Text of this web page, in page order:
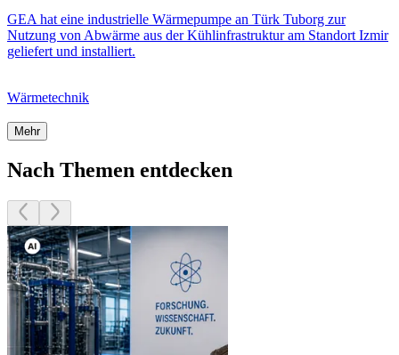
GEA hat eine industrielle Wärmepumpe an Türk Tuborg zur
Nutzung von Abwärme aus der Kühlinfrastruktur am Standort Izmir
geliefert und installiert.
Wärmetechnik
Mehr
Nach Themen entdecken